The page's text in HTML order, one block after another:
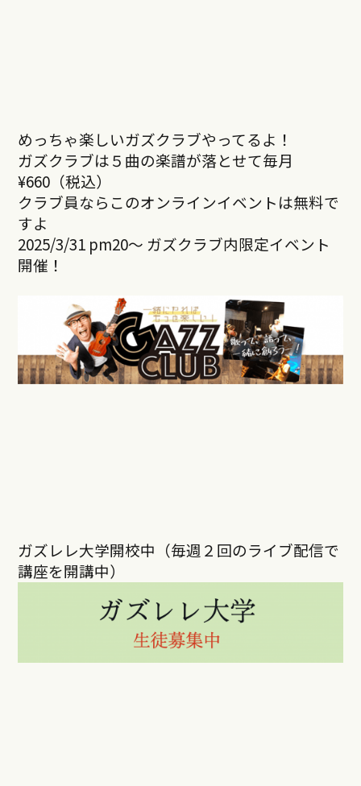
めっちゃ楽しいガズクラブやってるよ！
ガズクラブは５曲の楽譜が落とせて毎月
¥660（税込）
クラブ員ならこのオンラインイベントは無料で
すよ
2025/3/31 pm20～ ガズクラブ内限定イベント
開催！
ガズレレ大学開校中（毎週２回のライブ配信で
講座を開講中）